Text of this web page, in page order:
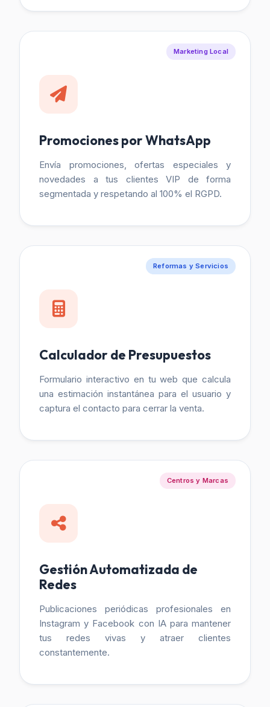
Marketing Local
Promociones por WhatsApp
Envía promociones, ofertas especiales y
novedades a tus clientes VIP de forma
segmentada y respetando al 100% el RGPD.
Reformas y Servicios
Calculador de Presupuestos
Formulario interactivo en tu web que calcula
una estimación instantánea para el usuario y
captura el contacto para cerrar la venta.
Centros y Marcas
Gestión Automatizada de
Redes
Publicaciones periódicas profesionales en
Instagram y Facebook con IA para mantener
tus redes vivas y atraer clientes
constantemente.